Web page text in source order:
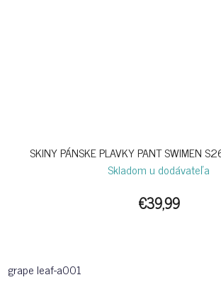
SKINY PÁNSKE PLAVKY PANT SWIMEN
Skladom u dodávateľa
€39,99
grape leaf-a001